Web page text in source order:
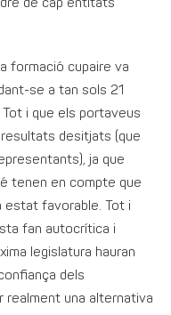
de cap entitats
formació cupaire va
se a tan sols 21
i que els portaveus
desitjats (que
ja que
tenen en compte que
estat favorable. Tot i
fan autocrítica i
legislatura hauran
dels
realment una alternativa